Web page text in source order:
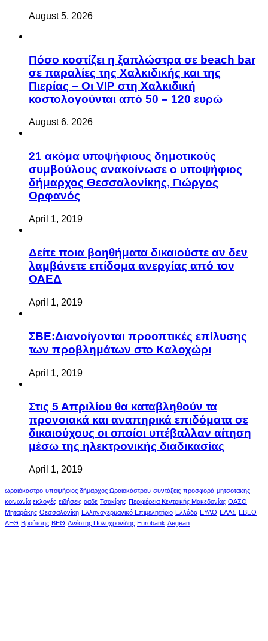
August 5, 2026
Πόσο κοστίζει η ξαπλώστρα σε beach bar
σε παραλίες της Χαλκιδικής και της
Πιερίας – Οι VIP στη Χαλκιδική
κοστολογούνται από 50 – 120 ευρώ
August 6, 2026
21 ακόμα υποψήφιους δημοτικούς
συμβούλους ανακοίνωσε ο υποψήφιος
δήμαρχος Θεσσαλονίκης, Γιώργος
Ορφανός
April 1, 2019
Δείτε ποια βοηθήματα δικαιούστε αν δεν
λαμβάνετε επίδομα ανεργίας από τον
ΟΑΕΔ
April 1, 2019
ΣΒΕ:Διανοίγονται προοπτικές επίλυσης
των προβλημάτων στο Καλοχώρι
April 1, 2019
Στις 5 Απριλίου θα καταβληθούν τα
προνοιακά και αναπηρικά επιδόματα σε
δικαιούχους οι οποίοι υπέβαλλαν αίτηση
μέσω της ηλεκτρονικής διαδικασίας
April 1, 2019
ωραιόκαστρο υποψήφιος δήμαρχος Ωραιοκάστρου συντάξεις προσφορά μητσοτακης
κοινωνία εκλογές ειδήσεις ααδε Τσακίρης Περιφέρεια Κεντρικής Μακεδονίας ΟΑΣΘ
Μηταράκης Θεσσαλονίκη Ελληνογερμανικό Επιμελητήριο Ελλάδα ΕΥΑΘ ΕΛΑΣ ΕΒΕΘ
ΔΕΘ Βρούτσης ΒΕΘ Ανέστης Πολυχρονίδης Eurobank Aegean